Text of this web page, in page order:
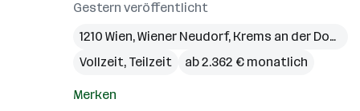
Gestern veröffentlicht
1210 Wien,Wiener Neudorf, Krems an der Donau
Vollzeit, Teilzeit
ab 2.362 € monatlich
Merken